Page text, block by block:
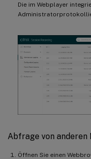
Die im Webplayer
Abfrage von anderen
Öffnen Sie einen